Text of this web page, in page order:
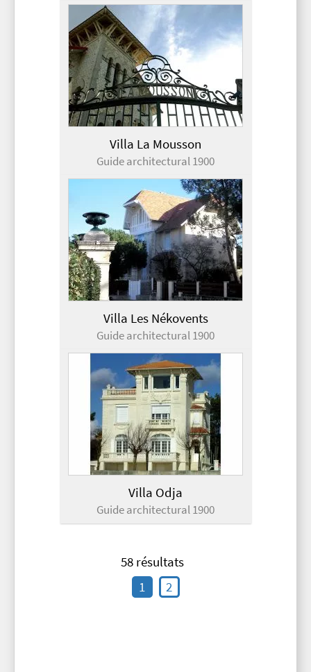
Villa La Mousson
Guide architectural 1900
Villa Les Nékovents
Guide architectural 1900
Villa Odja
Guide architectural 1900
58 résultats
1
2